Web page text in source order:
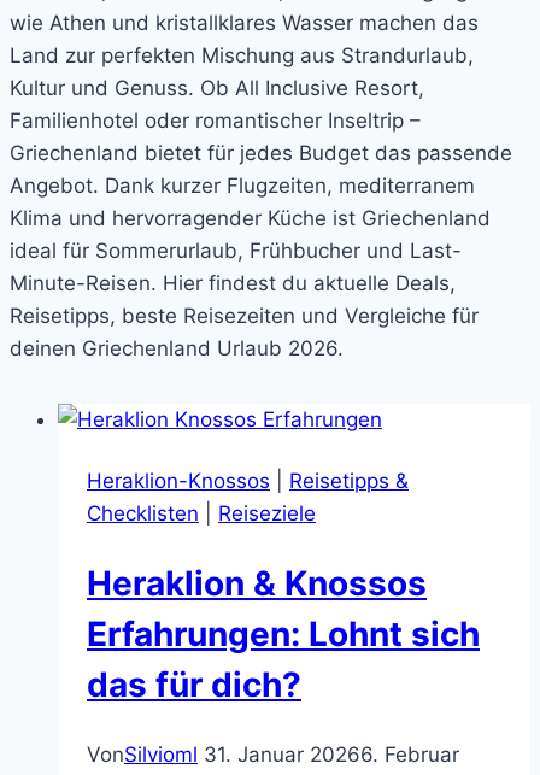
wie Athen und kristallklares Wasser machen das
Land zur perfekten Mischung aus Strandurlaub,
Kultur und Genuss. Ob All Inclusive Resort,
Familienhotel oder romantischer Inseltrip –
Griechenland bietet für jedes Budget das passende
Angebot. Dank kurzer Flugzeiten, mediterranem
Klima und hervorragender Küche ist Griechenland
ideal für Sommerurlaub, Frühbucher und Last-
Minute-Reisen. Hier findest du aktuelle Deals,
Reisetipps, beste Reisezeiten und Vergleiche für
deinen Griechenland Urlaub 2026.
Heraklion-Knossos
Reisetipps &
Checklisten
Reiseziele
Heraklion & Knossos
Erfahrungen: Lohnt sich
das für dich?
VonSilvioml 31. Januar 20266. Februar